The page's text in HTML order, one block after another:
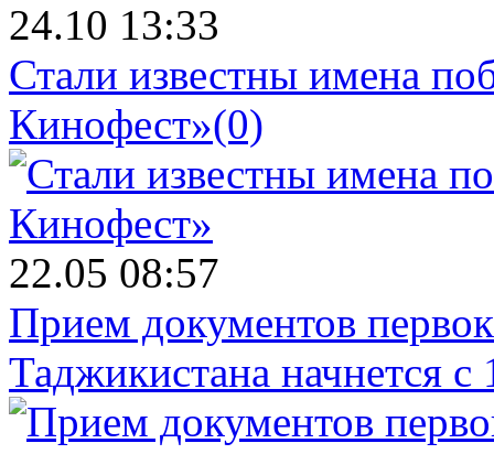
24.10 13:33
Стали известны имена
Кинофест»(0)
22.05 08:57
Прием документов
Таджикистана начнется с